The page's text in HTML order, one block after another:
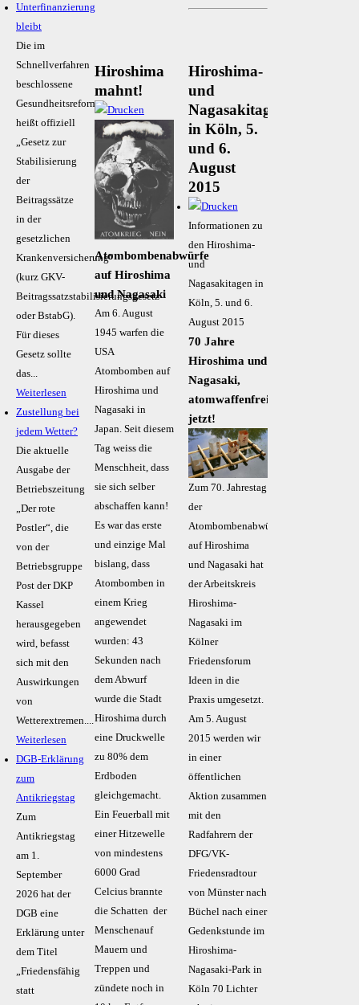
Unterfinanzierung
bleibt
Die im
Schnellverfahren
beschlossene
Gesundheitsreform
heißt offiziell
„Gesetz zur
Stabilisierung
der
Beitragssätze
in der
gesetzlichen
Krankenversicherung“
(kurz GKV-
Beitragssatzstabilisierungsgesetz
oder BstabG).
Für dieses
Gesetz sollte
das...
Weiterlesen
Zustellung bei
jedem Wetter?
Die aktuelle
Ausgabe der
Betriebszeitung
„Der rote
Postler“, die
von der
Betriebsgruppe
Post der DKP
Kassel
herausgegeben
wird, befasst
sich mit den
Auswirkungen
von
Wetterextremen....
Weiterlesen
DGB-Erklärung
zum
Antikriegstag
Zum
Antikriegstag
am 1.
September
2026 hat der
DGB eine
Erklärung unter
dem Titel
„Friedensfähig
statt
Hiroshima
mahnt!
Atombombenabwürfe
auf Hiroshima
und Nagasaki
Am 6. August
1945 warfen die
USA
Atombomben auf
Hiroshima und
Nagasaki in
Japan. Seit diesem
Tag weiss die
Menschheit, dass
sie sich selber
abschaffen kann!
Es war das erste
und einzige Mal
bislang, dass
Atombomben in
einem Krieg
angewendet
wurden: 43
Sekunden nach
dem Abwurf
wurde die Stadt
Hiroshima durch
eine Druckwelle
zu 80% dem
Erdboden
gleichgemacht.
Ein Feuerball mit
einer Hitzewelle
von mindestens
6000 Grad
Celcius brannte
die Schatten der
Menschenauf
Mauern und
Treppen und
zündete noch in
Hiroshima-
und
Nagasakitage
in Köln, 5.
und 6.
August
2015
Informationen zu
den Hiroshima-
und
Nagasakitagen in
Köln, 5. und 6.
August 2015
70 Jahre
Hiroshima und
Nagasaki,
atomwaffenfrei
jetzt!
Zum 70. Jahrestag
der
Atombombenabwürfe
auf Hiroshima
und Nagasaki hat
der Arbeitskreis
Hiroshima-
Nagasaki im
Kölner
Friedensforum
Ideen in die
Praxis umgesetzt.
Am 5. August
2015 werden wir
in einer
öffentlichen
Aktion zusammen
mit den
Radfahrern der
DFG/VK-
Friedensradtour
von Münster nach
Büchel nach einer
Gedenkstunde im
Hiroshima-
Nagasaki-Park in
Köln 70 Lichter